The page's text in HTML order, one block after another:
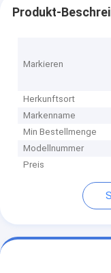
Produkt-
Markieren
Herkunftsort
Markenname
Min Bestellmenge
Modellnummer
Preis